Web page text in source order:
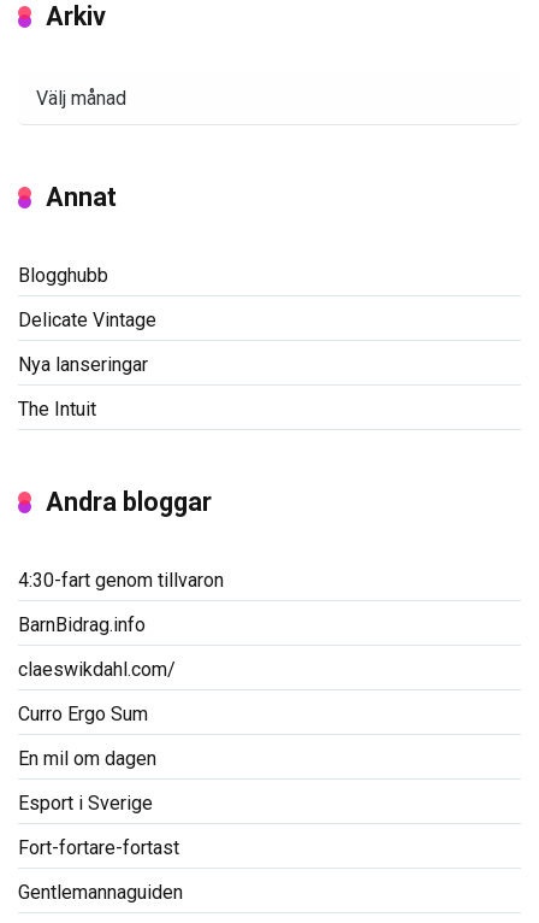
Arkiv
Annat
Blogghubb
Delicate Vintage
Nya lanseringar
The Intuit
Andra bloggar
4:30-fart genom tillvaron
BarnBidrag.info
claeswikdahl.com/
Curro Ergo Sum
En mil om dagen
Esport i Sverige
Fort-fortare-fortast
Gentlemannaguiden